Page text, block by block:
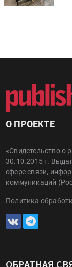
О ПРОЕКТЕ
«Свидетельство
30.10.2015 г.
сфере связи,
коммуникаций
Политика
ОБРАТНАЯ